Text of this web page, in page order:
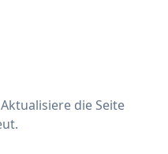
die Seite